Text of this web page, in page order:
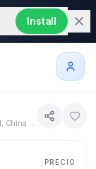
Install
Grameenphone, Viettel(Metfone), Cellcard, China Unicom, China Mobile, China Telecom, HKT, Jio, Telkomsel, KDDI, Softbank, LTC, CTM, Maxis, Digi, Celcom, Telenor, Mobilink, Globe, Smart, StarHub, Singtel, SKT, LGU+, Hutchison, Mobitel, Chunghwa, AIS, Dtac, True, VNPT International
PRECIO